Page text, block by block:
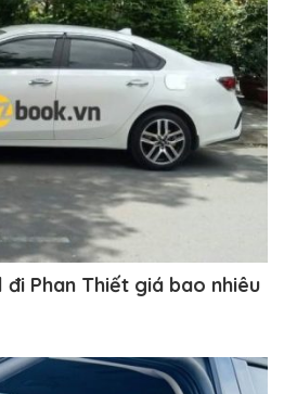
đi Phan Thiết giá bao nhiêu